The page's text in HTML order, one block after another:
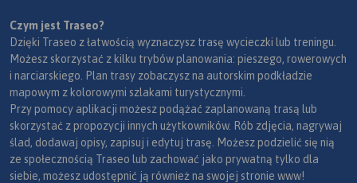
Czym jest Traseo?
Dzięki Traseo z łatwością wyznaczysz trasę wycieczki lub treningu.
Możesz skorzystać z kilku trybów planowania: pieszego, rowerowych
i narciarskiego. Plan trasy zobaczysz na autorskim podkładzie
mapowym z kolorowymi szlakami turystycznymi.
Przy pomocy aplikacji możesz podążać zaplanowaną trasą lub
skorzystać z propozycji innych użytkowników. Rób zdjęcia, nagrywaj
ślad, dodawaj opisy, zapisuj i edytuj trasę. Możesz podzielić się nią
ze społecznością Traseo lub zachować jako prywatną tylko dla
siebie, możesz udostępnić ją również na swojej stronie www!